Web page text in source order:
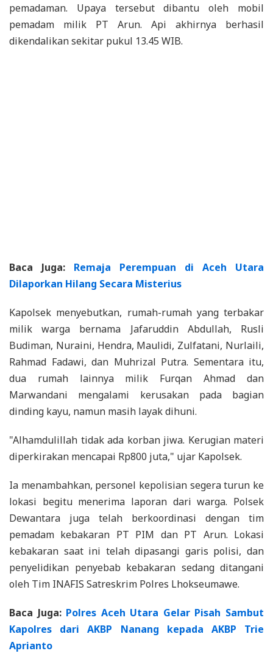
pemadaman. Upaya tersebut dibantu oleh mobil
pemadam milik PT Arun. Api akhirnya berhasil
dikendalikan sekitar pukul 13.45 WIB.
Baca Juga: Remaja Perempuan di Aceh Utara
Dilaporkan Hilang Secara Misterius
Kapolsek menyebutkan, rumah-rumah yang terbakar
milik warga bernama Jafaruddin Abdullah, Rusli
Budiman, Nuraini, Hendra, Maulidi, Zulfatani, Nurlaili,
Rahmad Fadawi, dan Muhrizal Putra. Sementara itu,
dua rumah lainnya milik Furqan Ahmad dan
Marwandani mengalami kerusakan pada bagian
dinding kayu, namun masih layak dihuni.
"Alhamdulillah tidak ada korban jiwa. Kerugian materi
diperkirakan mencapai Rp800 juta," ujar Kapolsek.
Ia menambahkan, personel kepolisian segera turun ke
lokasi begitu menerima laporan dari warga. Polsek
Dewantara juga telah berkoordinasi dengan tim
pemadam kebakaran PT PIM dan PT Arun. Lokasi
kebakaran saat ini telah dipasangi garis polisi, dan
penyelidikan penyebab kebakaran sedang ditangani
oleh Tim INAFIS Satreskrim Polres Lhokseumawe.
Baca Juga: Polres Aceh Utara Gelar Pisah Sambut
Kapolres dari AKBP Nanang kepada AKBP Trie
Aprianto